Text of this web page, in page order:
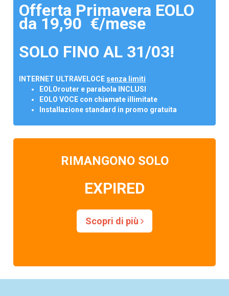
Offerta Primavera EOLO
da 19,90 €/mese
SOLO FINO AL 31/03!
INTERNET ULTRAVELOCE senza limiti
EOLOrouter e parabola INCLUSI
EOLO VOCE con chiamate illimitate
Installazione standard in promo gratuita
RIMANGONO SOLO
EXPIRED
Scopri di più